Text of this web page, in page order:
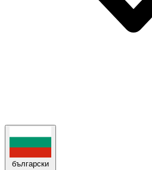
български